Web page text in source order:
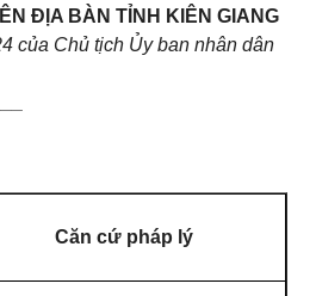
ĐỊA BÀN TỈNH KIÊN GIANG
của Chủ tịch Ủy ban nhân dân
Căn cứ pháp lý